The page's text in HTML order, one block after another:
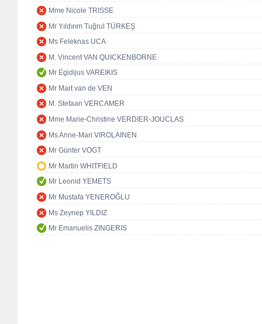
Mme Nicole TRISSE
Mr Yıldırım Tuğrul TÜRKEŞ
Ms Feleknas UCA
M. Vincent VAN QUICKENBORNE
Mr Egidijus VAREIKIS
Mr Mart van de VEN
M. Stefaan VERCAMER
Mme Marie-Christine VERDIER-JOUCLAS
Ms Anne-Mari VIROLAINEN
Mr Günter VOGT
Mr Martin WHITFIELD
Mr Leonid YEMETS
Mr Mustafa YENEROĞLU
Ms Zeynep YILDIZ
Mr Emanuelis ZINGERIS